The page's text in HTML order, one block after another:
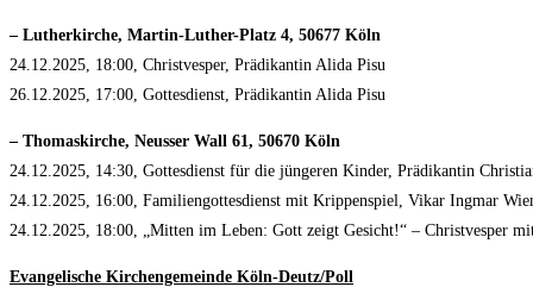
– Lutherkirche, Martin-Luther-Platz 4, 50677 Köln
24.12.2025, 18:00, Christvesper, Prädikantin Alida Pisu
26.12.2025, 17:00, Gottesdienst, Prädikantin Alida Pisu
– Thomaskirche, Neusser Wall 61, 50670 Köln
24.12.2025, 14:30, Gottesdienst für die jüngeren Kinder, Prädikantin
24.12.2025, 16:00, Familiengottesdienst mit Krippenspiel, Vikar Ingmar
24.12.2025, 18:00, „Mitten im Leben: Gott zeigt Gesicht!“ – Christvesper
Evangelische Kirchengemeinde Köln-Deutz/Poll